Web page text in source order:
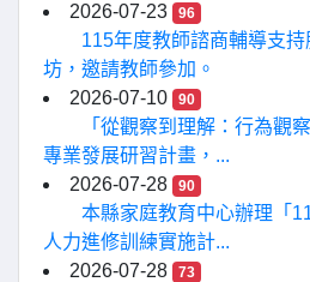
2026-07-23
96
115年度教師諮商輔導支
坊，邀請教師參加。
2026-07-10
90
「從觀察到理解：行為觀
專業發展研習計畫，...
2026-07-28
90
本縣家庭教育中心辦理「
人力進修訓練實施計...
2026-07-28
73